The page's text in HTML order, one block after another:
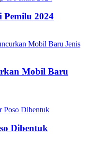
Pemilu 2024
Mobil Baru
Dibentuk